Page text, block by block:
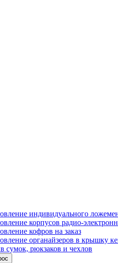
индивидуального
корпусов радио-
кофров на заказ
органайзеров в крышку
сумок, рюкзаков и чехлов